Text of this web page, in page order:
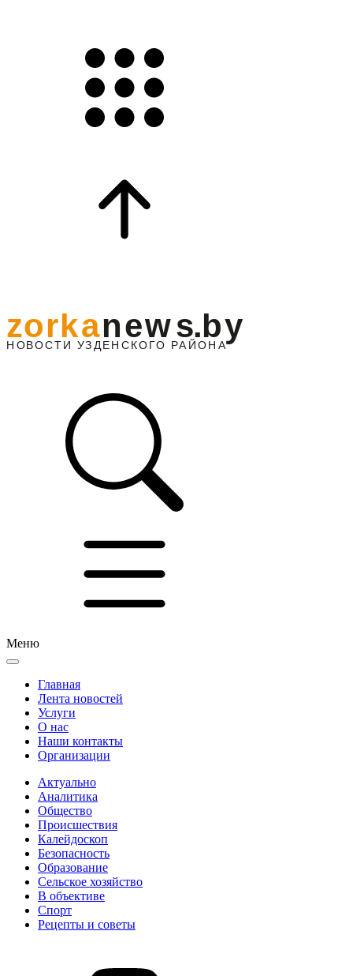
Меню
Главная
Лента новостей
Услуги
О нас
Наши контакты
Организации
Актуально
Аналитика
Общество
Происшествия
Калейдоскоп
Безопасность
Образование
Сельское хозяйство
В объективе
Спорт
Рецепты и советы